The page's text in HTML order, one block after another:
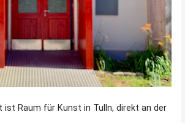
ist Raum für Kunst in Tulln, direkt an der